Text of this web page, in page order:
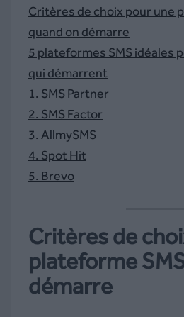
Critères de choix pour une
quand on démarre
5 plateformes SMS idéales
qui démarrent
1. SMS Partner
2. SMS Factor
3. AllmySMS
4. Spot Hit
5. Brevo
Critères de
plateforme
démarre